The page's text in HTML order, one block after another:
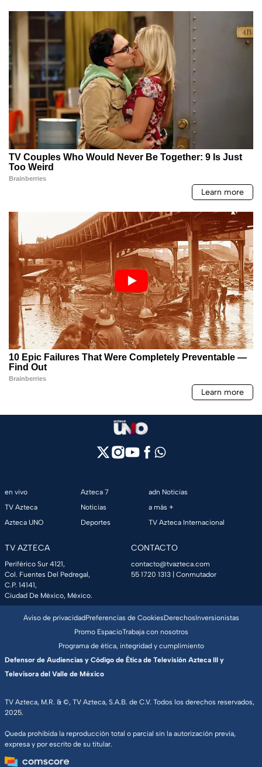
en vivo
TV Azteca
Azteca UNO
Azteca 7
Noticias
Deportes
adn Noticias
a más +
TV Azteca Internacional
TV AZTECA
Periférico Sur 4121,
Col. Fuentes Del Pedregal,
C.P. 14141,
Ciudad De México, México.
CONTACTO
contacto@tvazteca.com
55 1720 1313 | Conmutador
TV Azteca, M.R. & ©, TV Azteca, S.A.B. de C.V. Todos los derechos reservados,
2025.
Queda prohibida la reproducción total o parcial sin la autorización previa,
expresa y por escrito de su titular.
Aviso de privacidadPreferencias de CookiesDerechosInversionistas
Promo EspacioTrabaja con nosotros
Programa de ética, integridad y cumplimiento
Defensor de Audiencias y Código de Ética de Televisión Azteca III y
Televisora del Valle de México